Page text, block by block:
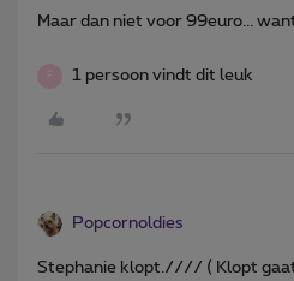
Maar dan niet voor 99euro...
1 persoon vindt dit leuk
Popcornoldies
Stephanie klopt.//// ( Klopt